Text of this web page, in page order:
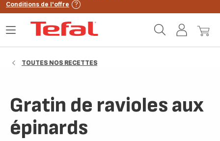
Conditions de l'offre
MonMon
Ouvrir
TOUTES NOS RECETTES
Gratin de ravioles aux
épinards